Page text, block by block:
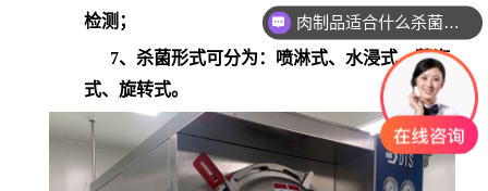
检测；
7、杀菌形式可分为：喷淋式、水浸式、蒸汽
式、旋转式。
肉制品适合什么杀菌方式?